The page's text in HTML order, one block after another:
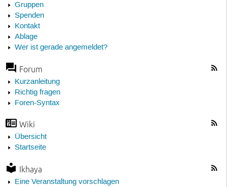
Gruppen
Spenden
Kontakt
Ablage
Wer ist gerade angemeldet?
Forum
Kurzanleitung
Richtig fragen
Foren-Syntax
Wiki
Übersicht
Startseite
Ikhaya
Eine Veranstaltung vorschlagen